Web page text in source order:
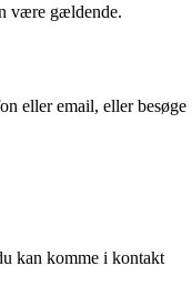
være gældende.
eller email, eller besøge
kan komme i kontakt